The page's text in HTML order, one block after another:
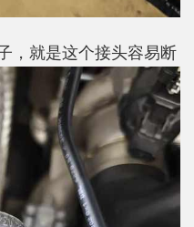
，就是这个接头容易断